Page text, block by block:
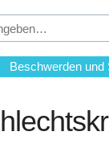
Beschwerden und